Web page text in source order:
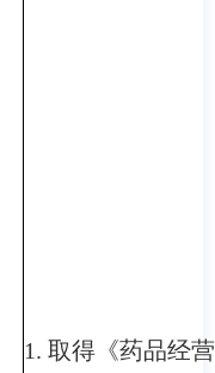
1. 取得《药品经营